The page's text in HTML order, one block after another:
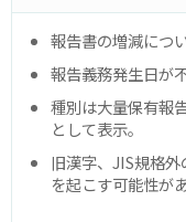
報告書の増減につ
報告義務発生日が
種別は大量保有報
として表示。
旧漢字、JIS規格
を起こす可能性が